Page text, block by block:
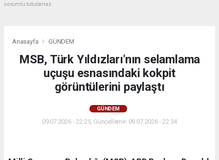
sorumlu tutulamaz.
Anasayfa GÜNDEM
MSB, Türk Yıldızları'nın selamlama
uçuşu esnasındaki kokpit
görüntülerini paylaştı
GÜNDEM
09.07.2026 - 22:25, Güncelleme: 09.07.2026 - 22:34